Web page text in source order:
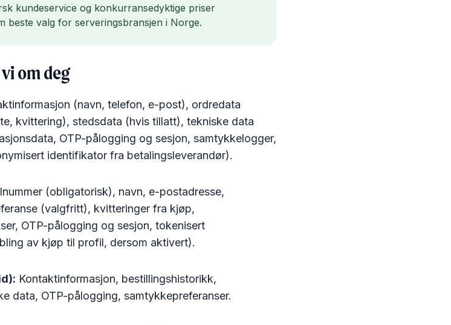
kundeservice og konkurransedyktige priser
beste valg for serveringsbransjen i Norge.
om deg
(navn, telefon, e-post), ordredata
kvittering), stedsdata (hvis tillatt), tekniske data
OTP-pålogging og sesjon, samtykkelogger,
identifikator fra betalingsleverandør).
(obligatorisk), navn, e-postadresse,
(valgfritt), kvitteringer fra kjøp,
OTP-pålogging og sesjon, tokenisert
av kjøp til profil, dersom aktivert).
Kontaktinformasjon, bestillingshistorikk,
data, OTP-pålogging, samtykkepreferanser.